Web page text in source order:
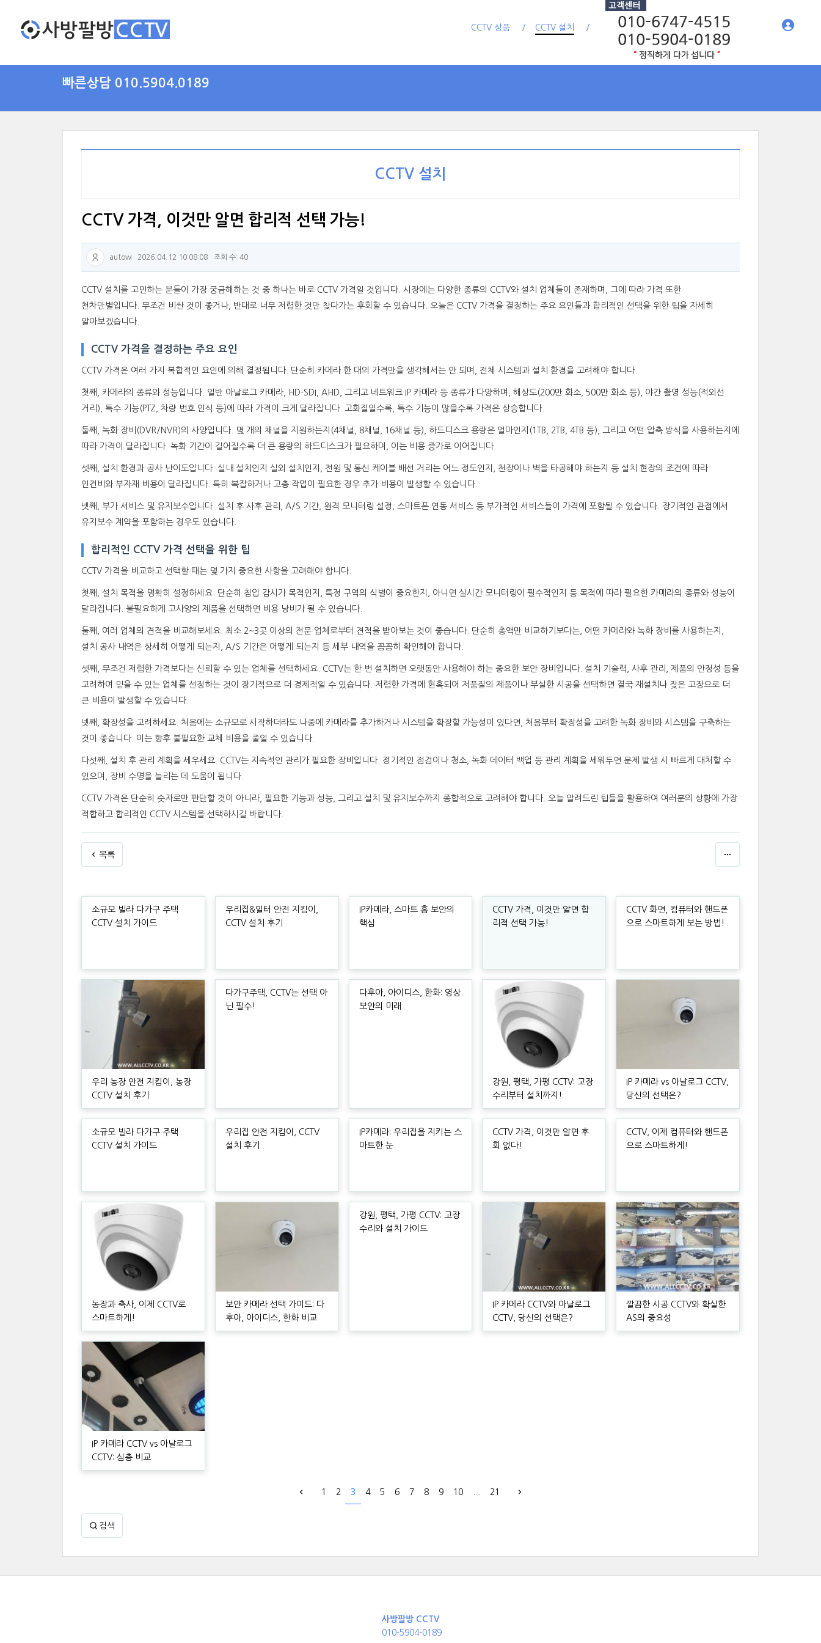
CCTV 상품 CCTV 설치
빠른상담 010.5904.0189
CCTV 설치
CCTV 가격, 이것만 알면 합리적 선택 가능!
autow 2026.04.12 10:08:08 조회 수: 40
CCTV 설치를 고민하는 분들이 가장 궁금해하는 것 중 하나는 바로 CCTV 가격일 것입니다. 시장에는 다양한 종류의 CCTV와 설치 업체들이 존재하며, 그에 따라 가격 또한
천차만별입니다. 무조건 비싼 것이 좋거나, 반대로 너무 저렴한 것만 찾다가는 후회할 수 있습니다. 오늘은 CCTV 가격을 결정하는 주요 요인들과 합리적인 선택을 위한 팁을 자세히
알아보겠습니다.
CCTV 가격을 결정하는 주요 요인
CCTV 가격은 여러 가지 복합적인 요인에 의해 결정됩니다. 단순히 카메라 한 대의 가격만을 생각해서는 안 되며, 전체 시스템과 설치 환경을 고려해야 합니다.
첫째, 카메라의 종류와 성능입니다. 일반 아날로그 카메라, HD-SDI, AHD, 그리고 네트워크 IP 카메라 등 종류가 다양하며, 해상도(200만 화소, 500만 화소 등), 야간 촬영 성능(적외선
거리), 특수 기능(PTZ, 차량 번호 인식 등)에 따라 가격이 크게 달라집니다. 고화질일수록, 특수 기능이 많을수록 가격은 상승합니다.
둘째, 녹화 장비(DVR/NVR)의 사양입니다. 몇 개의 채널을 지원하는지(4채널, 8채널, 16채널 등), 하드디스크 용량은 얼마인지(1TB, 2TB, 4TB 등), 그리고 어떤 압축 방식을 사용하는지에
따라 가격이 달라집니다. 녹화 기간이 길어질수록 더 큰 용량의 하드디스크가 필요하며, 이는 비용 증가로 이어집니다.
셋째, 설치 환경과 공사 난이도입니다. 실내 설치인지 실외 설치인지, 전원 및 통신 케이블 배선 거리는 어느 정도인지, 천장이나 벽을 타공해야 하는지 등 설치 현장의 조건에 따라
인건비와 부자재 비용이 달라집니다. 특히 복잡하거나 고층 작업이 필요한 경우 추가 비용이 발생할 수 있습니다.
넷째, 부가 서비스 및 유지보수입니다. 설치 후 사후 관리, A/S 기간, 원격 모니터링 설정, 스마트폰 연동 서비스 등 부가적인 서비스들이 가격에 포함될 수 있습니다. 장기적인 관점에서
유지보수 계약을 포함하는 경우도 있습니다.
합리적인 CCTV 가격 선택을 위한 팁
CCTV 가격을 비교하고 선택할 때는 몇 가지 중요한 사항을 고려해야 합니다.
첫째, 설치 목적을 명확히 설정하세요. 단순히 침입 감시가 목적인지, 특정 구역의 식별이 중요한지, 아니면 실시간 모니터링이 필수적인지 등 목적에 따라 필요한 카메라의 종류와 성능이
달라집니다. 불필요하게 고사양의 제품을 선택하면 비용 낭비가 될 수 있습니다.
둘째, 여러 업체의 견적을 비교해보세요. 최소 2~3곳 이상의 전문 업체로부터 견적을 받아보는 것이 좋습니다. 단순히 총액만 비교하기보다는, 어떤 카메라와 녹화 장비를 사용하는지,
설치 공사 내역은 상세히 어떻게 되는지, A/S 기간은 어떻게 되는지 등 세부 내역을 꼼꼼히 확인해야 합니다.
셋째, 무조건 저렴한 가격보다는 신뢰할 수 있는 업체를 선택하세요. CCTV는 한 번 설치하면 오랫동안 사용해야 하는 중요한 보안 장비입니다. 설치 기술력, 사후 관리, 제품의 안정성 등을
고려하여 믿을 수 있는 업체를 선정하는 것이 장기적으로 더 경제적일 수 있습니다. 저렴한 가격에 현혹되어 저품질의 제품이나 부실한 시공을 선택하면 결국 재설치나 잦은 고장으로 더
큰 비용이 발생할 수 있습니다.
넷째, 확장성을 고려하세요. 처음에는 소규모로 시작하더라도 나중에 카메라를 추가하거나 시스템을 확장할 가능성이 있다면, 처음부터 확장성을 고려한 녹화 장비와 시스템을 구축하는
것이 좋습니다. 이는 향후 불필요한 교체 비용을 줄일 수 있습니다.
다섯째, 설치 후 관리 계획을 세우세요. CCTV는 지속적인 관리가 필요한 장비입니다. 정기적인 점검이나 청소, 녹화 데이터 백업 등 관리 계획을 세워두면 문제 발생 시 빠르게 대처할 수
있으며, 장비 수명을 늘리는 데 도움이 됩니다.
CCTV 가격은 단순히 숫자로만 판단할 것이 아니라, 필요한 기능과 성능, 그리고 설치 및 유지보수까지 종합적으로 고려해야 합니다. 오늘 알려드린 팁들을 활용하여 여러분의 상황에 가장
적합하고 합리적인 CCTV 시스템을 선택하시길 바랍니다.
목록
소규모 빌라 다가구 주택
CCTV 설치 가이드
우리집&일터 안전 지킴이,
CCTV 설치 후기
IP카메라, 스마트 홈 보안의
핵심
CCTV 가격, 이것만 알면 합
리적 선택 가능!
CCTV 화면, 컴퓨터와 핸드폰
으로 스마트하게 보는 방법!
우리 농장 안전 지킴이, 농장
CCTV 설치 후기
다가구주택, CCTV는 선택 아
닌 필수!
다후아, 아이디스, 한화: 영상
보안의 미래
강원, 평택, 가평 CCTV: 고장
수리부터 설치까지!
IP 카메라 vs 아날로그 CCTV,
당신의 선택은?
소규모 빌라 다가구 주택
CCTV 설치 가이드
우리집 안전 지킴이, CCTV
설치 후기
IP카메라: 우리집을 지키는 스
마트한 눈
CCTV 가격, 이것만 알면 후
회 없다!
CCTV, 이제 컴퓨터와 핸드폰
으로 스마트하게!
농장과 축사, 이제 CCTV로
스마트하게!
보안 카메라 선택 가이드: 다
후아, 아이디스, 한화 비교
강원, 평택, 가평 CCTV: 고장
수리와 설치 가이드
IP 카메라 CCTV와 아날로그
CCTV, 당신의 선택은?
깔끔한 시공 CCTV와 확실한
AS의 중요성
IP 카메라 CCTV vs 아날로그
CCTV: 심층 비교
1 2 3 4 5 6 7 8 9 10 21
검색
사방팔방 CCTV
010-5904-0189